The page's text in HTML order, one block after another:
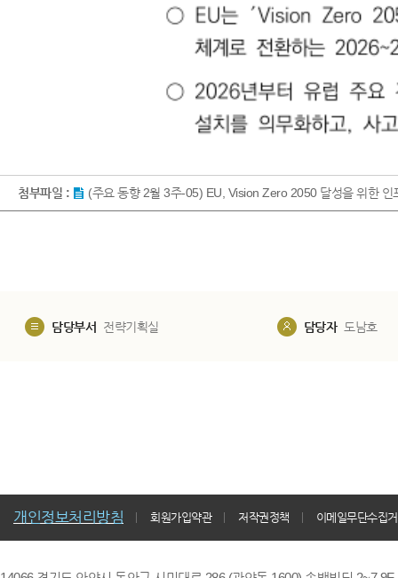
첨부파일 : (주요 동향 2월 3주-05) EU, Vision Zero 2050 달성을 위한 인
담당부서 전략기획실 담당자 도남호
개인정보처리방침 회원가입약관 저작권정책 이메일무단수집